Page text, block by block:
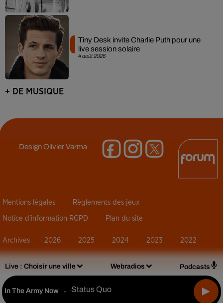
Live : Choisir une ville Webradios Podcasts
In The Army Now - Status Quo
4 août 2026
Tiny Desk invite Charlie Puth pour une
live session solaire
+ DE MUSIQUE
DesignOlivier Varma
Mentions légales Règlements des jeux
Notice d’information RGPD Plan du site
Archives 2026 2025 2024 2023 2022